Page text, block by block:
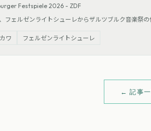
Festspiele 2026 - ZDF
フェルゼンライトシューレからザルツブルク音楽祭
ワ フェルゼンライトシューレ
← 記事